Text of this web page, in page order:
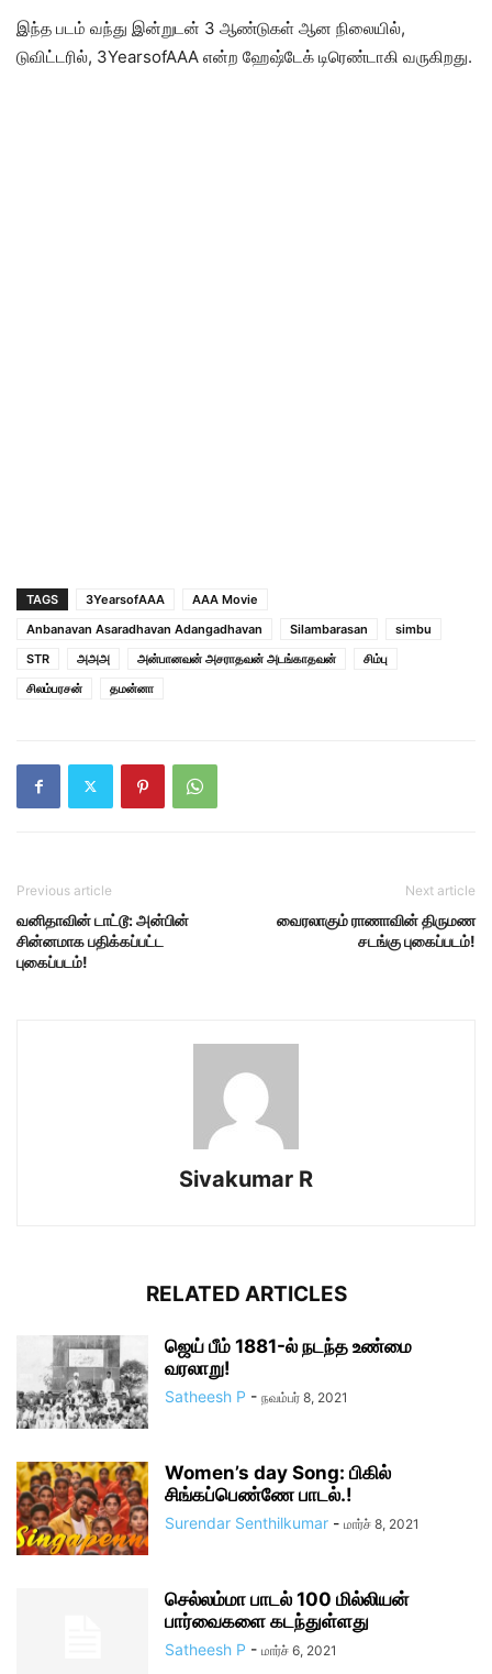
இந்த படம் வந்து இன்றுடன் 3 ஆண்டுகள் ஆன நிலையில்,
டுவிட்டரில், 3YearsofAAA என்ற ஹேஷ்டேக் டிரெண்டாகி வருகிறது.
TAGS 3YearsofAAA
AAA Movie
Anbanavan Asaradhavan Adangadhavan
Silambarasan
simbu
STR
அஅஅ அன்பானவன் அசராதவன் அடங்காதவன்
சிம்பு
சிலம்பரசன்
தமன்னா
Previous article
வனிதாவின் டாட்டூ: அன்பின்
சின்னமாக பதிக்கப்பட்ட
புகைப்படம்!
Next article
வைரலாகும் ராணாவின் திருமண
சடங்கு புகைப்படம்!
Sivakumar R
RELATED ARTICLES
ஜெய் பீம் 1881-ல் நடந்த உண்மை
வரலாறு!
Satheesh P - நவம்பர் 8, 2021
Women’s day Song: பிகில்
சிங்கப்பெண்ணே பாடல்.!
Surendar Senthilkumar - மார்ச் 8, 2021
செல்லம்மா பாடல் 100 மில்லியன்
பார்வைகளை கடந்துள்ளது
Satheesh P - மார்ச் 6, 2021